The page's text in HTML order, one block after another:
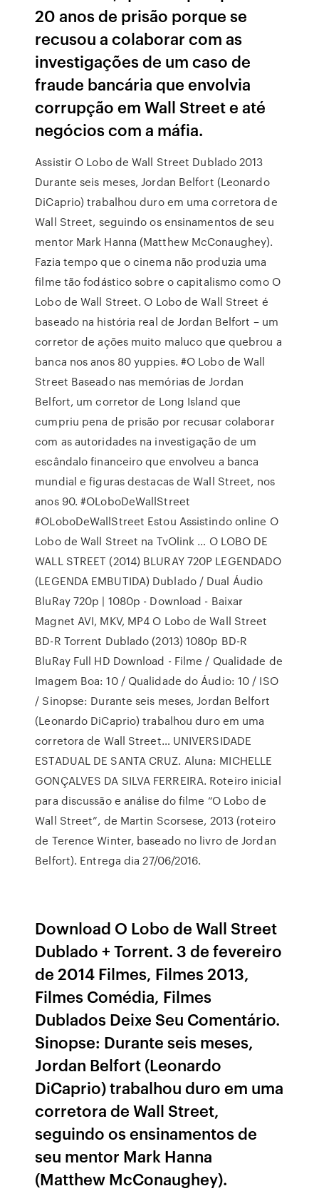
20 anos de prisão porque se
recusou a colaborar com as
investigações de um caso de
fraude bancária que envolvia
corrupção em Wall Street e até
negócios com a máfia.
Assistir O Lobo de Wall Street Dublado 2013
Durante seis meses, Jordan Belfort (Leonardo
DiCaprio) trabalhou duro em uma corretora de
Wall Street, seguindo os ensinamentos de seu
mentor Mark Hanna (Matthew McConaughey).
Fazia tempo que o cinema não produzia uma
filme tão fodástico sobre o capitalismo como O
Lobo de Wall Street. O Lobo de Wall Street é
baseado na história real de Jordan Belfort – um
corretor de ações muito maluco que quebrou a
banca nos anos 80 yuppies. #O Lobo de Wall
Street Baseado nas memórias de Jordan
Belfort, um corretor de Long Island que
cumpriu pena de prisão por recusar colaborar
com as autoridades na investigação de um
escândalo financeiro que envolveu a banca
mundial e figuras destacas de Wall Street, nos
anos 90. #OLoboDeWallStreet
#OLoboDeWallStreet Estou Assistindo online O
Lobo de Wall Street na TvOlink … O LOBO DE
WALL STREET (2014) BLURAY 720P LEGENDADO
(LEGENDA EMBUTIDA) Dublado / Dual Áudio
BluRay 720p | 1080p - Download - Baixar
Magnet AVI, MKV, MP4 O Lobo de Wall Street
BD-R Torrent Dublado (2013) 1080p BD-R
BluRay Full HD Download - Filme / Qualidade de
Imagem Boa: 10 / Qualidade do Áudio: 10 / ISO
/ Sinopse: Durante seis meses, Jordan Belfort
(Leonardo DiCaprio) trabalhou duro em uma
corretora de Wall Street… UNIVERSIDADE
ESTADUAL DE SANTA CRUZ. Aluna: MICHELLE
GONÇALVES DA SILVA FERREIRA. Roteiro inicial
para discussão e análise do filme “O Lobo de
Wall Street”, de Martin Scorsese, 2013 (roteiro
de Terence Winter, baseado no livro de Jordan
Belfort). Entrega dia 27/06/2016.
Download O Lobo de Wall Street
Dublado + Torrent. 3 de fevereiro
de 2014 Filmes, Filmes 2013,
Filmes Comédia, Filmes
Dublados Deixe Seu Comentário.
Sinopse: Durante seis meses,
Jordan Belfort (Leonardo
DiCaprio) trabalhou duro em uma
corretora de Wall Street,
seguindo os ensinamentos de
seu mentor Mark Hanna
(Matthew McConaughey).